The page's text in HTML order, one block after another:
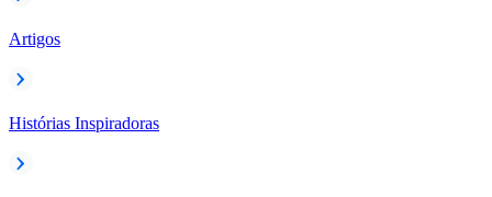
Artigos
Histórias Inspiradoras